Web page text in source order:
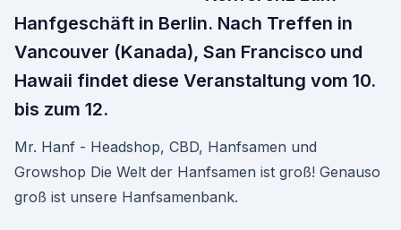
Hanfgeschäft in Berlin. Nach Treffen in
Vancouver (Kanada), San Francisco und
Hawaii findet diese Veranstaltung vom 10.
bis zum 12.
Mr. Hanf - Headshop, CBD, Hanfsamen und
Growshop Die Welt der Hanfsamen ist groß! Genauso
groß ist unsere Hanfsamenbank.